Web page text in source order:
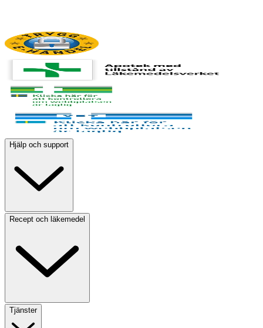
Hjälp och support
Recept och läkemedel
Tjänster